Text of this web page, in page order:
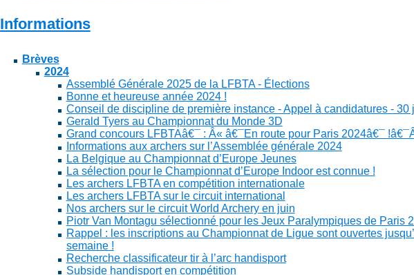
Informations
Brèves
2024
Assemblé Générale 2025 de la LFBTA - Élections
Bonne et heureuse année 2024 !
Conseil de discipline de première instance - Appel à candidatures - 30
Gerald Tyers au Championnat du Monde 3D
Grand concours LFBTAâ€¯ : Â« â€¯En route pour Paris 2024â€¯
Informations aux archers sur l’Assemblée générale 2024
La Belgique au Championnat d’Europe Jeunes
La sélection pour le Championnat d’Europe Indoor est connue !
Les archers LFBTA en compétition internationale
Les archers LFBTA sur le circuit international
Nos archers sur le circuit World Archery en juin
Piotr Van Montagu sélectionné pour les Jeux Paralympiques de Paris
Rappel : les inscriptions au Championnat de Ligue sont ouvertes
semaine !
Recherche classificateur tir à l’arc handisport
Subside handisport en compétition